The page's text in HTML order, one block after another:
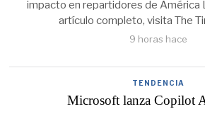
impacto en repartidores de América
artículo completo, visita The
9 horas hace
TENDENCIA
Microsoft lanza Copilot